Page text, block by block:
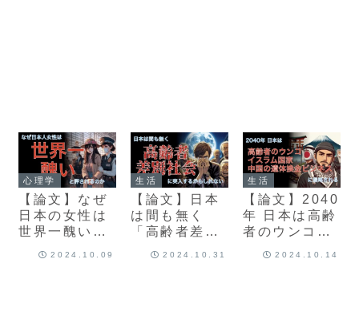
心理学
【論文】なぜ
日本の女性は
世界一醜い
2024.10.09
生活
【論文】日本
は間も無く
「高齢者差別
2024.10.31
生活
【論文】2040
年 日本は高齢
者のウンコと
2024.10.14